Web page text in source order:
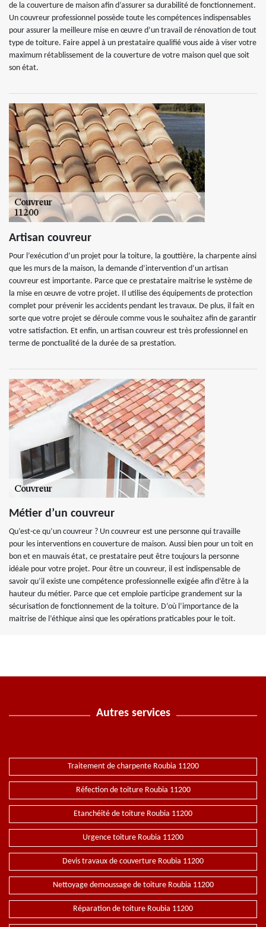
de la couverture de maison afin d’assurer sa durabilité de fonctionnement.
Un couvreur professionnel possède toute les compétences indispensables
pour assurer la meilleure mise en œuvre d’un travail de rénovation de tout
type de toiture. Faire appel à un prestataire qualifié vous aide à viser votre
maximum rétablissement de la couverture de votre maison quel que soit
son état.
Artisan couvreur
Pour l’exécution d’un projet pour la toiture, la gouttière, la charpente ainsi
que les murs de la maison, la demande d’intervention d’un artisan
couvreur est importante. Parce que ce prestataire maitrise le système de
la mise en œuvre de votre projet. Il utilise des équipements de protection
complet pour prévenir les accidents pendant les travaux. De plus, il fait en
sorte que votre projet se déroule comme vous le souhaitez afin de garantir
votre satisfaction. Et enfin, un artisan couvreur est très professionnel en
terme de ponctualité de la durée de sa prestation.
Métier d’un couvreur
Qu’est-ce qu’un couvreur ? Un couvreur est une personne qui travaille
pour les interventions en couverture de maison. Aussi bien pour un toit en
bon et en mauvais état, ce prestataire peut être toujours la personne
idéale pour votre projet. Pour être un couvreur, il est indispensable de
savoir qu’il existe une compétence professionnelle exigée afin d’être à la
hauteur du métier. Parce que cet emploie participe grandement sur la
sécurisation de fonctionnement de la toiture. D’où l’importance de la
maitrise de l’éthique ainsi que les opérations praticables pour le toit.
Autres services
Traitement de charpente Roubia 11200
Réfection de toiture Roubia 11200
Etanchéité de toiture Roubia 11200
Urgence toiture Roubia 11200
Devis travaux de couverture Roubia 11200
Nettoyage demoussage de toiture Roubia 11200
Réparation de toiture Roubia 11200